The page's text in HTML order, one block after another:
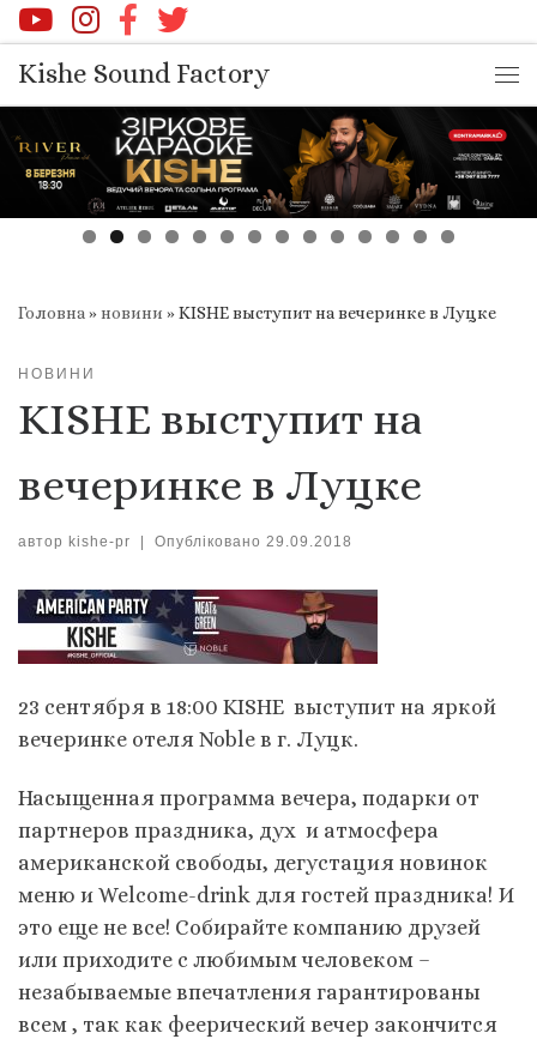
Перейти до вмісту
Kishe Sound Factory
Головна»новини »KISHE выступит на вечеринке в Луцке
НОВИНИ
KISHE выступит на
вечеринке в Луцке
автор kishe-pr Опубліковано 29.09.2018
23 сентября в 18:00 KISHE выступит на яркой
вечеринке отеля Noble в г. Луцк.
Насыщенная программа вечера, подарки от
партнеров праздника, дух и атмосфера
американской свободы, дегустация новинок
меню и Welcome-drink для гостей праздника! И
это еще не все! Собирайте компанию друзей
или приходите с любимым человеком –
незабываемые впечатления гарантированы
всем , так как феерический вечер закончится